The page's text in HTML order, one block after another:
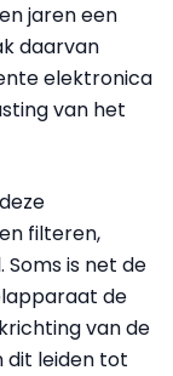
jaren een
daarvan
elektronica
van het
filteren,
is net de
de
van de
dit leiden tot